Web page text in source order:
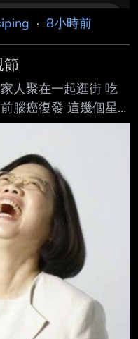
· 8小時前
節
人聚在一起逛街 吃
腦癌復發 這幾個星
妄 認知方面的問題
法控制情緒 幾天前
靶跟做BNCT能爭取
一連串的崩潰 身為
力跟挫折感真的已經
沒有大餐 沒有慶祝
真的是我這輩子過
的人生低谷 幹 --